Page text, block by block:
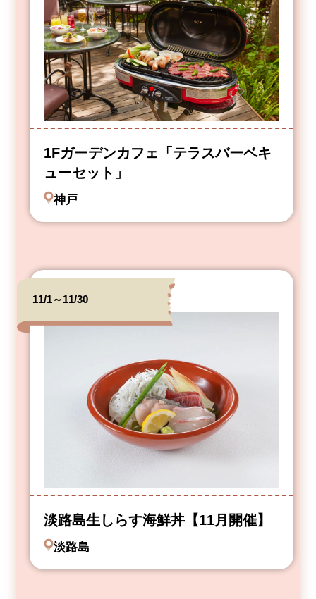
1Fガーデンカフェ「テラスバーベキ
ューセット」
神戸
11/1～11/30
淡路島生しらす海鮮丼【11月開催】
淡路島